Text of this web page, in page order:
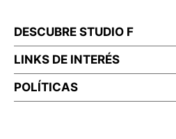
DESCUBRE STUDIO F
LINKS DE INTERÉS
POLÍTICAS